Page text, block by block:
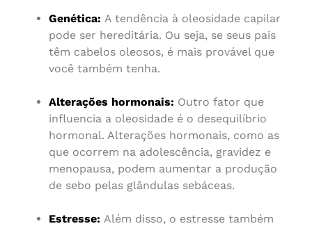
Genética: A tendência à oleosidade capilar
pode ser hereditária. Ou seja, se seus pais
têm cabelos oleosos, é mais provável que
você também tenha.
Alterações hormonais: Outro fator que
influencia a oleosidade é o desequilíbrio
hormonal. Alterações hormonais, como as
que ocorrem na adolescência, gravidez e
menopausa, podem aumentar a produção
de sebo pelas glândulas sebáceas.
Estresse: Além disso, o estresse também